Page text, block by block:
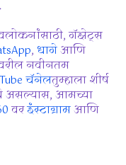
गॅझेट्स
, धागेआणि
नवीनतम
चॅनेलतुम्हाला शीर्ष
असल्यास, आमच्या
वरइंस्टाग्रामआणि